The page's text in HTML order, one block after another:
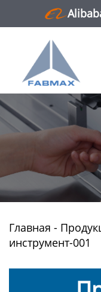
Главная
Продукция
Новости
О нас
Контактная
Главная -
инструмент-001